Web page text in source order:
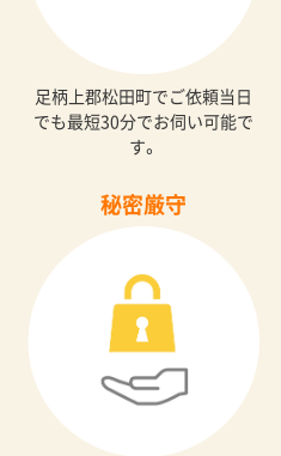
足柄上郡松田町でご依頼当日
でも最短30分でお伺い可能で
す。
秘密厳守